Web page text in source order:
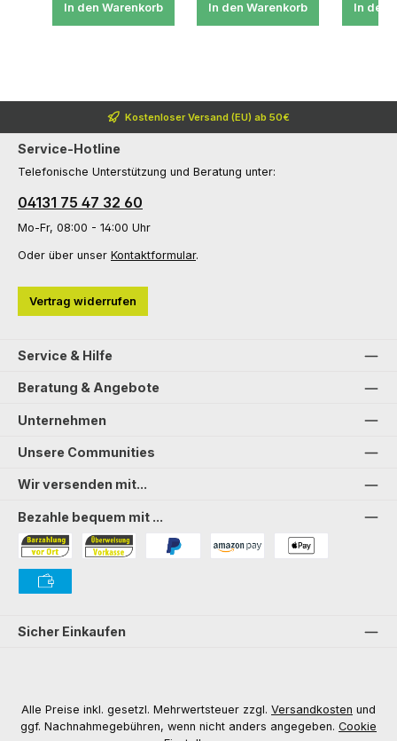
In den Warenkorb In den Warenkorb In den
Kostenloser Versand (EU) ab 50€
Service-Hotline
Telefonische Unterstützung und Beratung unter:
04131 75 47 32 60
Mo-Fr, 08:00 - 14:00 Uhr
Oder über unser Kontaktformular.
Vertrag widerrufen
Service & Hilfe
Beratung & Angebote
Unternehmen
Unsere Communities
Wir versenden mit...
Bezahle bequem mit ...
Bezahlung in der Filiale
Sicher Einkaufen
Alle Preise inkl. gesetzl. Mehrwertsteuer zzgl. Versandkosten und
ggf. Nachnahmegebühren, wenn nicht anders angegeben. Cookie